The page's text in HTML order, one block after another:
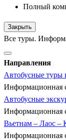
Полный
Закрыть
Все туры.
Направления
Автобусные туры
Информационная
Автобусные
Информационная
Вьетнам – Лаос –
Информационная